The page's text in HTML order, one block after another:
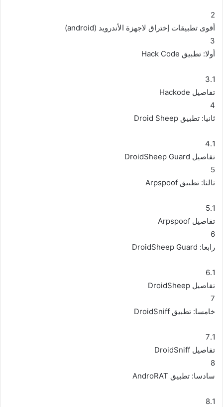
2
أقوى تطبيقات إختراق لاجهزة الأندرويد (android)
3
أولا: تطبيق Hack Code
3.1
تفاصيل Hackode
4
ثانيا: تطبيق Droid Sheep
4.1
تفاصيل DroidSheep Guard
5
ثالثا: تطبيق Arpspoof
5.1
تفاصيل Arpspoof
6
رابعا: DroidSheep Guard
6.1
تفاصيل DroidSheep
7
خامسا: تطبيق DroidSniff
7.1
تفاصيل DroidSniff
8
سادسا: تطبيق AndroRAT
8.1